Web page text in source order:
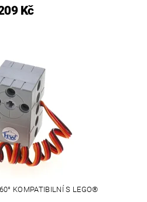
Kč
KOMPATIBILNÍ S LEGO®